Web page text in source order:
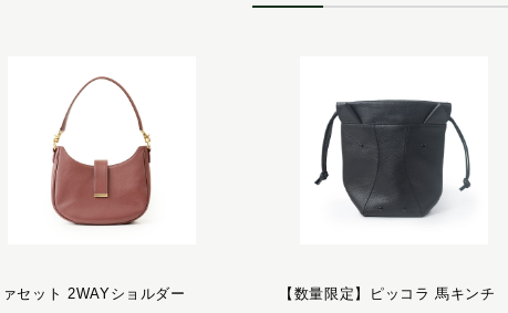
セット 2WAYショルダー
【数量限定】ピッコラ 馬キンチ